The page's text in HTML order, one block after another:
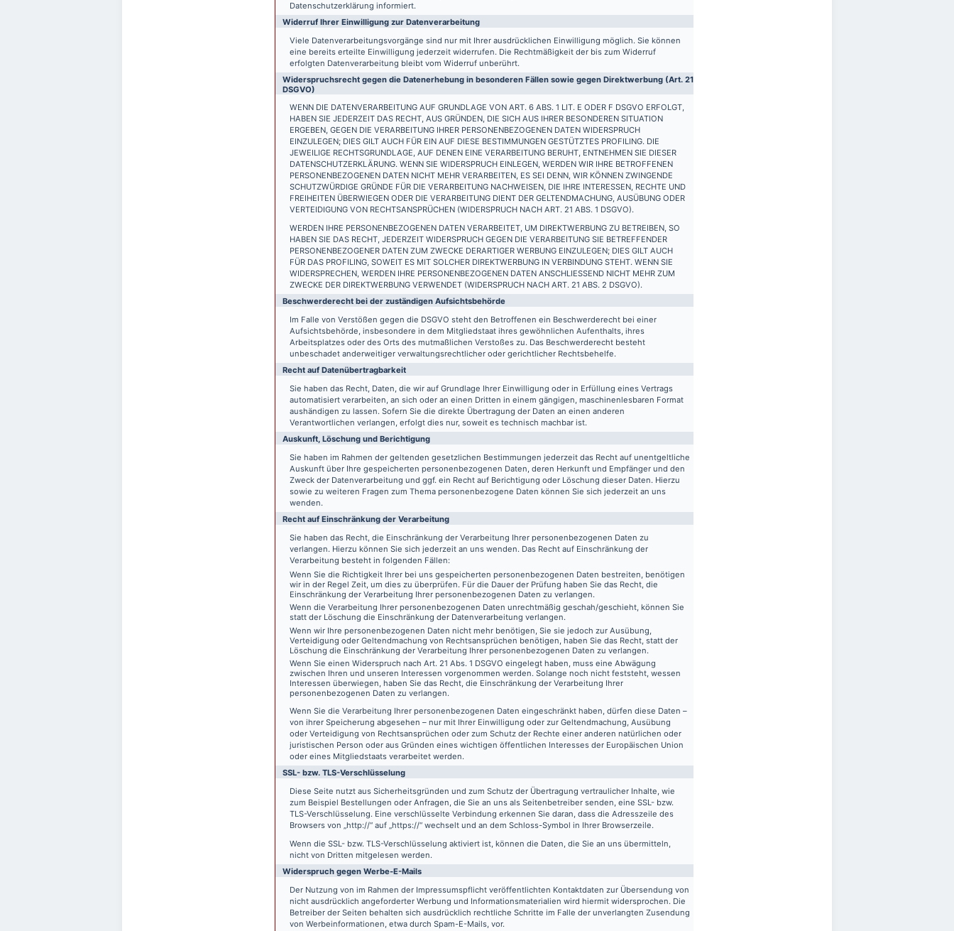
Datenschutzerklärung informiert.
Widerruf Ihrer Einwilligung zur Datenverarbeitung
Viele Datenverarbeitungsvorgänge sind nur mit Ihrer ausdrücklichen Einwilligung möglich. Sie können
eine bereits erteilte Einwilligung jederzeit widerrufen. Die Rechtmäßigkeit der bis zum Widerruf
erfolgten Datenverarbeitung bleibt vom Widerruf unberührt.
Widerspruchsrecht gegen die Datenerhebung in besonderen Fällen sowie gegen Direktwerbung (Art. 21
DSGVO)
WENN DIE DATENVERARBEITUNG AUF GRUNDLAGE VON ART. 6 ABS. 1 LIT. E ODER F DSGVO ERFOLGT,
HABEN SIE JEDERZEIT DAS RECHT, AUS GRÜNDEN, DIE SICH AUS IHRER BESONDEREN SITUATION
ERGEBEN, GEGEN DIE VERARBEITUNG IHRER PERSONENBEZOGENEN DATEN WIDERSPRUCH
EINZULEGEN; DIES GILT AUCH FÜR EIN AUF DIESE BESTIMMUNGEN GESTÜTZTES PROFILING. DIE
JEWEILIGE RECHTSGRUNDLAGE, AUF DENEN EINE VERARBEITUNG BERUHT, ENTNEHMEN SIE DIESER
DATENSCHUTZERKLÄRUNG. WENN SIE WIDERSPRUCH EINLEGEN, WERDEN WIR IHRE BETROFFENEN
PERSONENBEZOGENEN DATEN NICHT MEHR VERARBEITEN, ES SEI DENN, WIR KÖNNEN ZWINGENDE
SCHUTZWÜRDIGE GRÜNDE FÜR DIE VERARBEITUNG NACHWEISEN, DIE IHRE INTERESSEN, RECHTE UND
FREIHEITEN ÜBERWIEGEN ODER DIE VERARBEITUNG DIENT DER GELTENDMACHUNG, AUSÜBUNG ODER
VERTEIDIGUNG VON RECHTSANSPRÜCHEN (WIDERSPRUCH NACH ART. 21 ABS. 1 DSGVO).
WERDEN IHRE PERSONENBEZOGENEN DATEN VERARBEITET, UM DIREKTWERBUNG ZU BETREIBEN, SO
HABEN SIE DAS RECHT, JEDERZEIT WIDERSPRUCH GEGEN DIE VERARBEITUNG SIE BETREFFENDER
PERSONENBEZOGENER DATEN ZUM ZWECKE DERARTIGER WERBUNG EINZULEGEN; DIES GILT AUCH
FÜR DAS PROFILING, SOWEIT ES MIT SOLCHER DIREKTWERBUNG IN VERBINDUNG STEHT. WENN SIE
WIDERSPRECHEN, WERDEN IHRE PERSONENBEZOGENEN DATEN ANSCHLIESSEND NICHT MEHR ZUM
ZWECKE DER DIREKTWERBUNG VERWENDET (WIDERSPRUCH NACH ART. 21 ABS. 2 DSGVO).
Beschwerde­recht bei der zuständigen Aufsichts­behörde
Im Falle von Verstößen gegen die DSGVO steht den Betroffenen ein Beschwerderecht bei einer
Aufsichtsbehörde, insbesondere in dem Mitgliedstaat ihres gewöhnlichen Aufenthalts, ihres
Arbeitsplatzes oder des Orts des mutmaßlichen Verstoßes zu. Das Beschwerderecht besteht
unbeschadet anderweitiger verwaltungsrechtlicher oder gerichtlicher Rechtsbehelfe.
Recht auf Daten­übertrag­barkeit
Sie haben das Recht, Daten, die wir auf Grundlage Ihrer Einwilligung oder in Erfüllung eines Vertrags
automatisiert verarbeiten, an sich oder an einen Dritten in einem gängigen, maschinenlesbaren Format
aushändigen zu lassen. Sofern Sie die direkte Übertragung der Daten an einen anderen
Verantwortlichen verlangen, erfolgt dies nur, soweit es technisch machbar ist.
Auskunft, Löschung und Berichtigung
Sie haben im Rahmen der geltenden gesetzlichen Bestimmungen jederzeit das Recht auf unentgeltliche
Auskunft über Ihre gespeicherten personenbezogenen Daten, deren Herkunft und Empfänger und den
Zweck der Datenverarbeitung und ggf. ein Recht auf Berichtigung oder Löschung dieser Daten. Hierzu
sowie zu weiteren Fragen zum Thema personenbezogene Daten können Sie sich jederzeit an uns
wenden.
Recht auf Einschränkung der Verarbeitung
Sie haben das Recht, die Einschränkung der Verarbeitung Ihrer personenbezogenen Daten zu
verlangen. Hierzu können Sie sich jederzeit an uns wenden. Das Recht auf Einschränkung der
Verarbeitung besteht in folgenden Fällen:
Wenn Sie die Richtigkeit Ihrer bei uns gespeicherten personenbezogenen Daten bestreiten, benötigen
wir in der Regel Zeit, um dies zu überprüfen. Für die Dauer der Prüfung haben Sie das Recht, die
Einschränkung der Verarbeitung Ihrer personenbezogenen Daten zu verlangen.
Wenn die Verarbeitung Ihrer personenbezogenen Daten unrechtmäßig geschah/geschieht, können Sie
statt der Löschung die Einschränkung der Datenverarbeitung verlangen.
Wenn wir Ihre personenbezogenen Daten nicht mehr benötigen, Sie sie jedoch zur Ausübung,
Verteidigung oder Geltendmachung von Rechtsansprüchen benötigen, haben Sie das Recht, statt der
Löschung die Einschränkung der Verarbeitung Ihrer personenbezogenen Daten zu verlangen.
Wenn Sie einen Widerspruch nach Art. 21 Abs. 1 DSGVO eingelegt haben, muss eine Abwägung
zwischen Ihren und unseren Interessen vorgenommen werden. Solange noch nicht feststeht, wessen
Interessen überwiegen, haben Sie das Recht, die Einschränkung der Verarbeitung Ihrer
personenbezogenen Daten zu verlangen.
Wenn Sie die Verarbeitung Ihrer personenbezogenen Daten eingeschränkt haben, dürfen diese Daten –
von ihrer Speicherung abgesehen – nur mit Ihrer Einwilligung oder zur Geltendmachung, Ausübung
oder Verteidigung von Rechtsansprüchen oder zum Schutz der Rechte einer anderen natürlichen oder
juristischen Person oder aus Gründen eines wichtigen öffentlichen Interesses der Europäischen Union
oder eines Mitgliedstaats verarbeitet werden.
SSL- bzw. TLS-Verschlüsselung
Diese Seite nutzt aus Sicherheitsgründen und zum Schutz der Übertragung vertraulicher Inhalte, wie
zum Beispiel Bestellungen oder Anfragen, die Sie an uns als Seitenbetreiber senden, eine SSL- bzw.
TLS-Verschlüsselung. Eine verschlüsselte Verbindung erkennen Sie daran, dass die Adresszeile des
Browsers von „http://“ auf „https://“ wechselt und an dem Schloss-Symbol in Ihrer Browserzeile.
Wenn die SSL- bzw. TLS-Verschlüsselung aktiviert ist, können die Daten, die Sie an uns übermitteln,
nicht von Dritten mitgelesen werden.
Widerspruch gegen Werbe-E-Mails
Der Nutzung von im Rahmen der Impressumspflicht veröffentlichten Kontaktdaten zur Übersendung von
nicht ausdrücklich angeforderter Werbung und Informationsmaterialien wird hiermit widersprochen. Die
Betreiber der Seiten behalten sich ausdrücklich rechtliche Schritte im Falle der unverlangten Zusendung
von Werbeinformationen, etwa durch Spam-E-Mails, vor.